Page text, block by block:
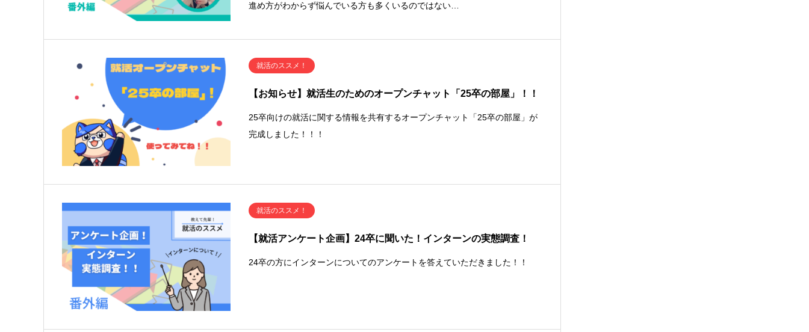
進め方がわからず悩んでいる方も多くいるのではない…
就活のススメ！
【お知らせ】就活生のためのオープンチャット「25卒の部屋」！！
25卒向けの就活に関する情報を共有するオープンチャット「25卒の部屋」が
完成しました！！！
就活のススメ！
【就活アンケート企画】24卒に聞いた！インターンの実態調査！
24卒の方にインターンについてのアンケートを答えていただきました！！